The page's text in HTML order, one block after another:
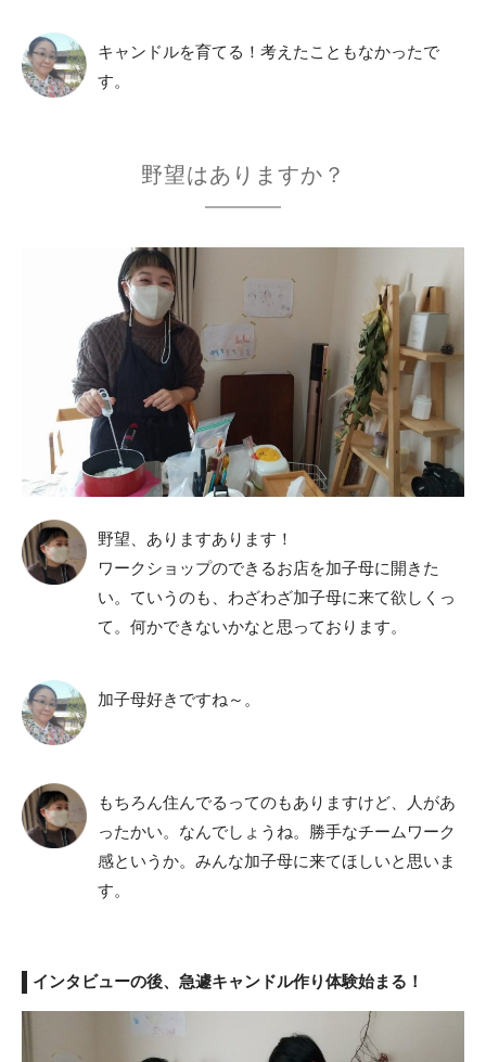
キャンドルを育てる！考えたこともなかったで
す。
野望はありますか？
野望、ありますあります！
ワークショップのできるお店を加子母に開きた
い。ていうのも、わざわざ加子母に来て欲しくっ
て。何かできないかなと思っております。
加子母好きですね～。
もちろん住んでるってのもありますけど、人があ
ったかい。なんでしょうね。勝手なチームワーク
感というか。みんな加子母に来てほしいと思いま
す。
インタビューの後、急遽キャンドル作り体験始まる！